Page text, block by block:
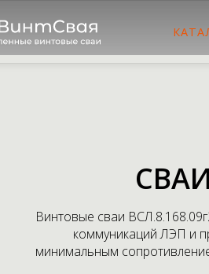
Винтовые сваи
коммуникаций ЛЭП и
минимальным